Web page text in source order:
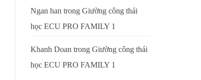
Ngan han trong Giường công thái
học ECU PRO FAMILY 1
Khanh Doan trong Giường công thái
học ECU PRO FAMILY 1